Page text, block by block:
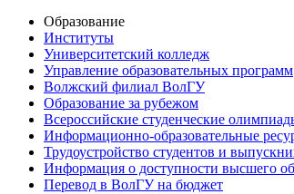
Образование
Институты
Университетский колледж
Управление образовательных программ
Волжский филиал ВолГУ
Образование за рубежом
Всероссийские студенческие
Информационно-образовательные
Трудоустройство студентов и
Информация о доступности высшего
Перевод в ВолГУ на бюджет